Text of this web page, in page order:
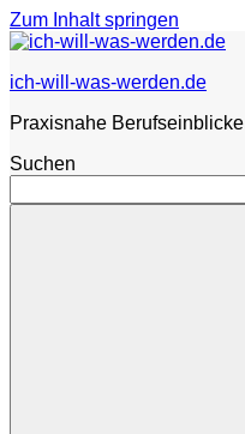
Zum Inhalt springen
ich-will-was-werden.de
Praxisnahe Berufseinblicke
Suchen